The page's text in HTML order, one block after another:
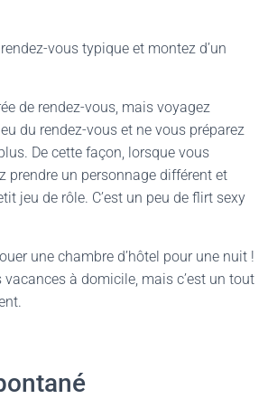
vous typique et montez d’un
de rendez-vous, mais voyagez
du rendez-vous et ne vous préparez
De cette façon, lorsque vous
prendre un personnage différent et
jeu de rôle. C’est un peu de flirt sexy
une chambre d’hôtel pour une nuit !
vacances à domicile, mais c’est un tout